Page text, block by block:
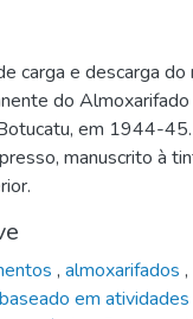
carga e descarga do
do
em 1944-
manuscrito à
, almoxarifados ,
em atividades